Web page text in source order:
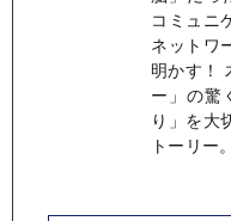
コミュニ
ネットワ
明かす！
ー」の驚
り」を大
トーリー。